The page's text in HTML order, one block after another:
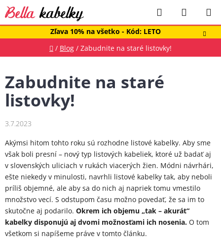
Prejsť
na
obsah
Zľava 10% na všetko - Kód: LETO
Hľadať
KOŠÍK
Domov
/ Blog / Zabudnite na staré listovky!
Zabudnite na staré
listovky!
3.7.2023
Akýmsi hitom tohto roku sú rozhodne listové kabelky. Aby sme
však boli presní – nový typ listových kabeliek, ktoré už badať aj
v slovenských uliciach v rukách viacerých žien. Módni návrhári,
ešte niekedy v minulosti, navrhli listové kabelky tak, aby neboli
príliš objemné, ale aby sa do nich aj napriek tomu vmestilo
množstvo vecí. S odstupom času možno povedať, že sa im to
skutočne aj podarilo. Okrem ich objemu „tak – akurát“
kabelky disponujú aj dvomi možnosťami ich nosenia. O tom
všetkom si napíšeme práve v tomto článku.